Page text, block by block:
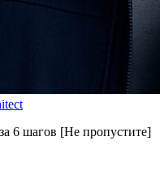
6 шагов [Не пропустите]